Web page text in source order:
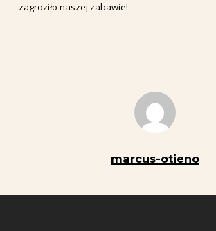
zagroziło naszej zabawie!
marcus-otieno